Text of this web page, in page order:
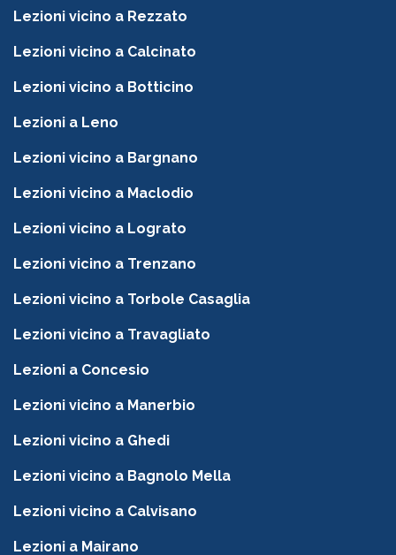
Lezioni vicino a Rezzato
Lezioni vicino a Calcinato
Lezioni vicino a Botticino
Lezioni a Leno
Lezioni vicino a Bargnano
Lezioni vicino a Maclodio
Lezioni vicino a Lograto
Lezioni vicino a Trenzano
Lezioni vicino a Torbole Casaglia
Lezioni vicino a Travagliato
Lezioni a Concesio
Lezioni vicino a Manerbio
Lezioni vicino a Ghedi
Lezioni vicino a Bagnolo Mella
Lezioni vicino a Calvisano
Lezioni a Mairano